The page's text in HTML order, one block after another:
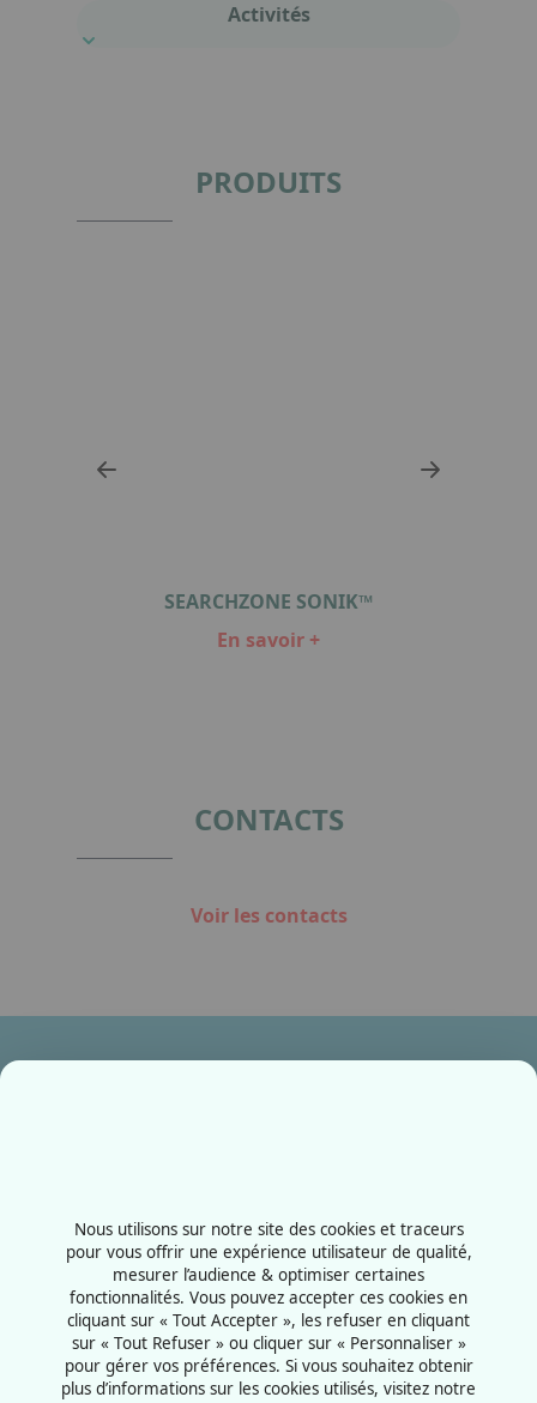
Activités
PRODUITS
SEARCHZONE SONIK™
En savoir +
CONTACTS
Voir les contacts
Rue de la Grange aux bois
57070 - Metz
France
Nous utilisons sur notre site des cookies et traceurs
pour vous offrir une expérience utilisateur de qualité,
mesurer l’audience & optimiser certaines
fonctionnalités. Vous pouvez accepter ces cookies en
cliquant sur « Tout Accepter », les refuser en cliquant
sur « Tout Refuser » ou cliquer sur « Personnaliser »
pour gérer vos préférences. Si vous souhaitez obtenir
plus d’informations sur les cookies utilisés, visitez notre